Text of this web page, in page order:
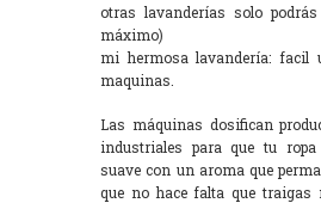
otras lavanderías solo
máximo)
mi hermosa lavandería: facil
maquinas.
Las máquinas dosifican
industriales para que tu
suave con un aroma que
que no hace falta que traigas